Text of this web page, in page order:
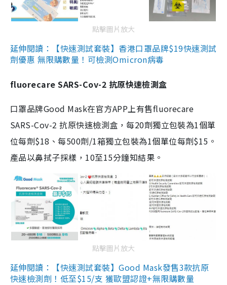
點擊圖片放大
延伸閱讀：【快速測試套裝】香港口罩品牌$19快速測試
劑優惠 無限購數量！可檢測Omicron病毒
fluorecare SARS-Cov-2 抗原快速檢測盒
口罩品牌Good Mask在官方APP上有售fluorecare
SARS-Cov-2 抗原快速檢測盒，每20劑獨立包裝為1個單
位每劑$18、每500劑/1箱獨立包裝為1個單位每劑$15。
產品以鼻拭子採樣，10至15分鐘知結果。
點擊圖片放大
延伸閱讀：【快速測試套裝】Good Mask發售3款抗原
快速檢測劑！低至$15/支 獲歐盟認證+無限購數量